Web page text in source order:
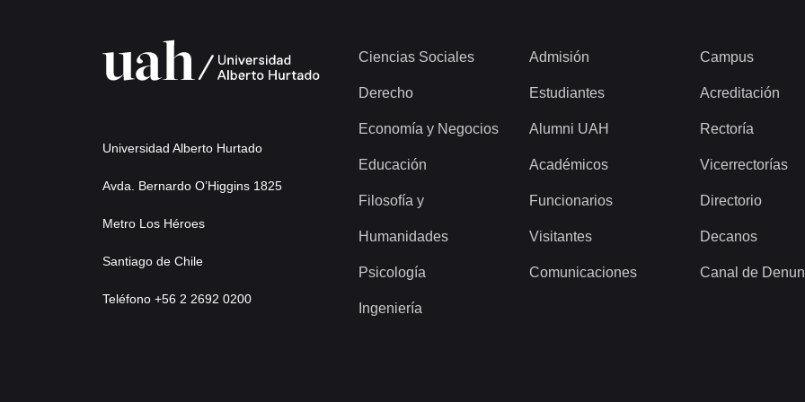
Universidad Alberto Hurtado
Avda. Bernardo O’Higgins 1825
Metro Los Héroes
Santiago de Chile
Teléfono +56 2 2692 0200
Ciencias Sociales
Derecho
Economía y Negocios
Educación
Filosofía y
Humanidades
Psicología
Ingeniería
Admisión
Estudiantes
Alumni UAH
Académicos
Funcionarios
Visitantes
Comunicaciones
Campus
Acreditación
Rectoría
Vicerrectorías
Directorio
Decanos
Canal de